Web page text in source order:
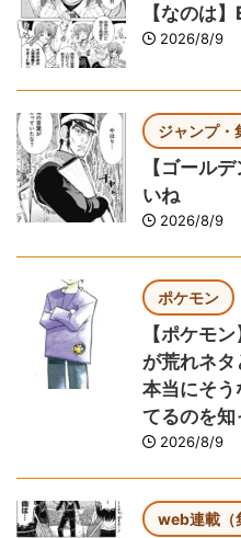
【なのは
2026/8/9
ジャンプ・
【ゴール
いね
2026/8/9
ポケモン
【ポケモ
が荒れネタ
本当にそう
てるのを知
2026/8/9
web連載（